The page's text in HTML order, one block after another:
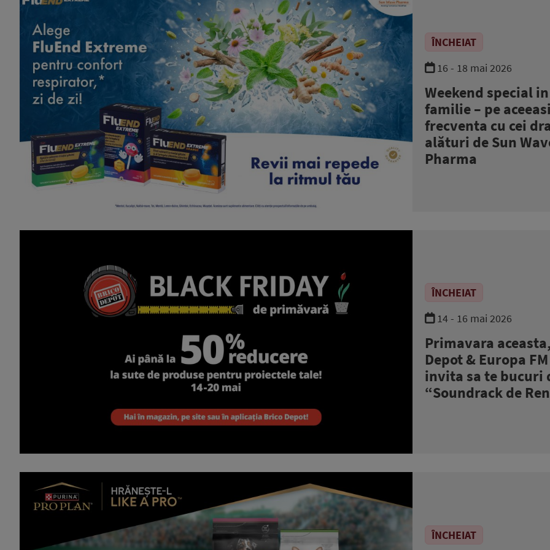
ÎNCHEIAT
16 - 18 mai 2026
Weekend special in
familie – pe aceeasi
frecventa cu cei
alături de Sun
Pharma
ÎNCHEIAT
14 - 16 mai 2026
Primavara
Depot & Europa
invita sa te bucuri
“Soundrack de
ÎNCHEIAT